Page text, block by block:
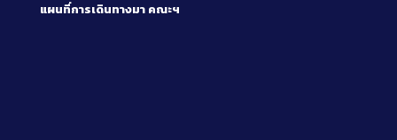
แผนที่การเดินทางมา คณะฯ